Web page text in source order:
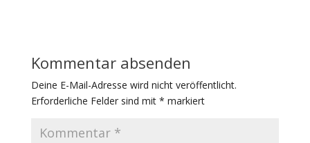
Kommentar absenden
Deine E-Mail-Adresse wird nicht veröffentlicht.
Erforderliche Felder sind mit * markiert